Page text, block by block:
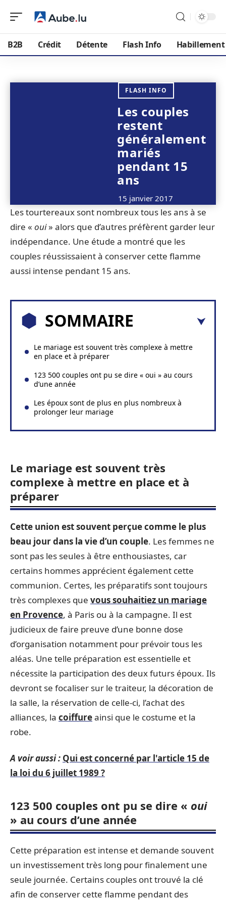
B2B Crédit Détente Flash Info Habillement
FLASH INFO
Les couples
restent
généralement
mariés
pendant 15
ans
15 janvier 2017
Les tourtereaux sont nombreux tous les ans à se
dire « oui» alors que d’autres préfèrent garder leur
indépendance. Une étude a montré que les
couples réussissaient à conserver cette flamme
aussi intense pendant 15 ans.
SOMMAIRE
Le mariage est souvent très complexe à mettre
en place et à préparer
123 500 couples ont pu se dire « oui » au cours
d’une année
Les époux sont de plus en plus nombreux à
prolonger leur mariage
Le mariage est souvent très
complexe à mettre en place et à
préparer
Cette union est souvent perçue comme le plus
beau jour dans la vie d’un couple. Les femmes ne
sont pas les seules à être enthousiastes, car
certains hommes apprécient également cette
communion. Certes, les préparatifs sont toujours
très complexes que vous souhaitiez un mariage
en Provence, à Paris ou à la campagne. Il est
judicieux de faire preuve d’une bonne dose
d’organisation notamment pour prévoir tous les
aléas. Une telle préparation est essentielle et
nécessite la participation des deux futurs époux. Ils
devront se focaliser sur le traiteur, la décoration de
la salle, la réservation de celle-ci, l’achat des
alliances, la coiffureainsi que le costume et la
robe.
A voir aussi : Qui est concerné par l'article 15 de
la loi du 6 juillet 1989 ?
123 500 couples ont pu se dire « oui
» au cours d’une année
Cette préparation est intense et demande souvent
un investissement très long pour finalement une
seule journée. Certains couples ont trouvé la clé
afin de conserver cette flamme pendant des